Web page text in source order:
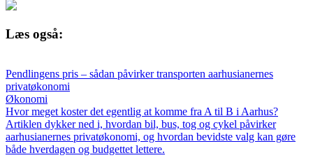
Læs også:
Pendlingens pris – sådan påvirker transporten aarhusianernes
privatøkonomi
Økonomi
Hvor meget koster det egentlig at komme fra A til B i Aarhus?
Artiklen dykker ned i, hvordan bil, bus, tog og cykel påvirker
aarhusianernes privatøkonomi, og hvordan bevidste valg kan gøre
både hverdagen og budgettet lettere.